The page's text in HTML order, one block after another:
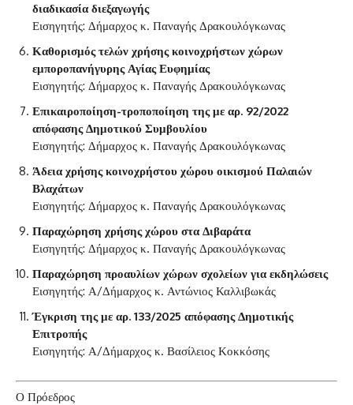
διαδικασία διεξαγωγής
Εισηγητής: Δήμαρχος κ. Παναγής Δρακουλόγκωνας
Καθορισμός τελών χρήσης κοινοχρήστων χώρων
εμποροπανήγυρης Αγίας Ευφημίας
Εισηγητής: Δήμαρχος κ. Παναγής Δρακουλόγκωνας
Επικαιροποίηση-τροποποίηση της με αρ. 92/2022
απόφασης Δημοτικού Συμβουλίου
Εισηγητής: Δήμαρχος κ. Παναγής Δρακουλόγκωνας
Άδεια χρήσης κοινοχρήστου χώρου οικισμού Παλαιών
Βλαχάτων
Εισηγητής: Δήμαρχος κ. Παναγής Δρακουλόγκωνας
Παραχώρηση χρήσης χώρου στα Διβαράτα
Εισηγητής: Δήμαρχος κ. Παναγής Δρακουλόγκωνας
Παραχώρηση προαυλίων χώρων σχολείων για εκδηλώσεις
Εισηγητής: Α/Δήμαρχος κ. Αντώνιος Καλλιβωκάς
Έγκριση της με αρ. 133/2025 απόφασης Δημοτικής
Επιτροπής
Εισηγητής: Α/Δήμαρχος κ. Βασίλειος Κοκκόσης
Ο Πρόεδρος